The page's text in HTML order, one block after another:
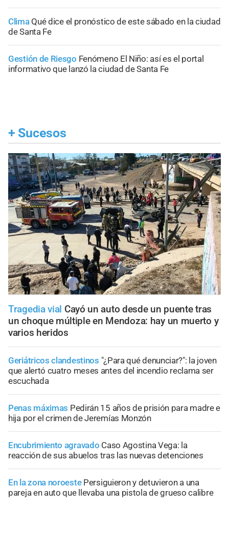
Clima Qué dice el pronóstico de este sábado en la ciudad
de Santa Fe
Gestión de Riesgo Fenómeno El Niño: así es el portal
informativo que lanzó la ciudad de Santa Fe
+ Sucesos
Tragedia vial Cayó un auto desde un puente tras
un choque múltiple en Mendoza: hay un muerto y
varios heridos
Geriátricos clandestinos "¿Para qué denunciar?": la joven
que alertó cuatro meses antes del incendio reclama ser
escuchada
Penas máximas Pedirán 15 años de prisión para madre e
hija por el crimen de Jeremías Monzón
Encubrimiento agravado Caso Agostina Vega: la
reacción de sus abuelos tras las nuevas detenciones
En la zona noroeste Persiguieron y detuvieron a una
pareja en auto que llevaba una pistola de grueso calibre